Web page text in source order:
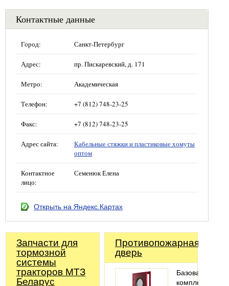
Контактные данные
Город: Санкт-Петербург
Адрес: пр. Пискаревский, д. 171
Метро: Академическая
Телефон: +7 (812) 748-23-25
Факс: +7 (812) 748-23-25
Адрес сайта:
Кабельные стяжки и пластиковые хомуты
оптом
Контактное
лицо:
Семенюк Елена
Открыть на Яндекс.Картах
Запчасти для
тормозной
системы
тракторов МТЗ
Беларус
Противопожарная
дверь
Базовая
комплектация: